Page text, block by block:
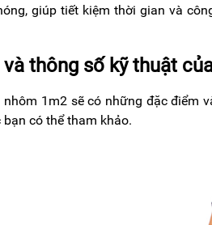
giúp tiết kiệm thời gian và
thông số kỹ thuật
1m2 sẽ có những đặc điểm
có thể tham khảo.